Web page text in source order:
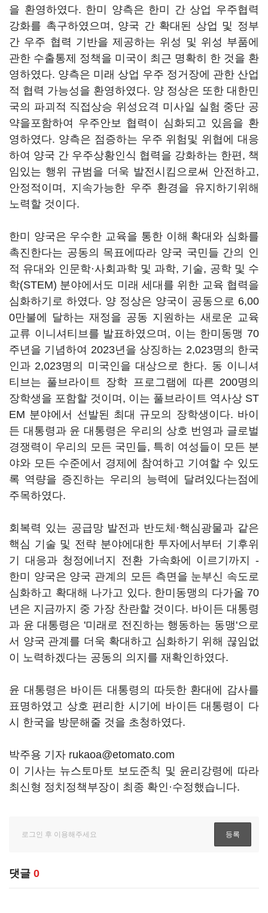
을 환영하였다. 한미 양측은 한미 간 상업 우주협력
강화를 촉구하였으며, 양국 간 확대된 상업 및 정부
간 우주 협력 기반을 제공하는 위성 및 위성 부품에
관한 수출통제 정책을 미국이 최근 명확히 한 것을 환
영하였다. 양측은 미래 상업 우주 정거장에 관한 산업
적 협력 가능성을 환영하였다. 양 정상은 또한 대한민
국의 파괴적 직접상승 위성요격 미사일 실험 중단 공
약을포함하여 우주안보 협력이 심화되고 있음을 환
영하였다. 양측은 점증하는 우주 위험및 위협에 대응
하여 양국 간 우주상황인식 협력을 강화하는 한편, 책
임있는 행위 규범을 더욱 발전시킴으로써 안전하고,
안정적이며, 지속가능한 우주 환경을 유지하기위해
노력할 것이다.
한미 양국은 우수한 교육을 통한 이해 확대와 심화를
촉진한다는 공동의 목표에따라 양국 국민들 간의 인
적 유대와 인문학·사회과학 및 과학, 기술, 공학 및 수
학(STEM) 분야에서도 미래 세대를 위한 교육 협력을
심화하기로 하였다. 양 정상은 양국이 공동으로 6,00
0만불에 달하는 재정을 공동 지원하는 새로운 교육
교류 이니셔티브를 발표하였으며, 이는 한미동맹 70
주년을 기념하여 2023년을 상징하는 2,023명의 한국
인과 2,023명의 미국인을 대상으로 한다. 동 이니셔
티브는 풀브라이트 장학 프로그램에 따른 200명의
장학생을 포함할 것이며, 이는 풀브라이트 역사상 ST
EM 분야에서 선발된 최대 규모의 장학생이다. 바이
든 대통령과 윤 대통령은 우리의 상호 번영과 글로벌
경쟁력이 우리의 모든 국민들, 특히 여성들이 모든 분
야와 모든 수준에서 경제에 참여하고 기여할 수 있도
록 역량을 증진하는 우리의 능력에 달려있다는점에
주목하였다.
회복력 있는 공급망 발전과 반도체·핵심광물과 같은
핵심 기술 및 전략 분야에대한 투자에서부터 기후위
기 대응과 청정에너지 전환 가속화에 이르기까지 -
한미 양국은 양국 관계의 모든 측면을 눈부신 속도로
심화하고 확대해 나가고 있다. 한미동맹의 다가올 70
년은 지금까지 중 가장 찬란할 것이다. 바이든 대통령
과 윤 대통령은 '미래로 전진하는 행동하는 동맹'으로
서 양국 관계를 더욱 확대하고 심화하기 위해 끊임없
이 노력하겠다는 공동의 의지를 재확인하였다.
윤 대통령은 바이든 대통령의 따듯한 환대에 감사를
표명하였고 상호 편리한 시기에 바이든 대통령이 다
시 한국을 방문해줄 것을 초청하였다.
박주용 기자 rukaoa@etomato.com
이 기사는 뉴스토마토 보도준칙 및 윤리강령에 따라
최신형 정치정책부장이 최종 확인·수정했습니다.
댓글 0